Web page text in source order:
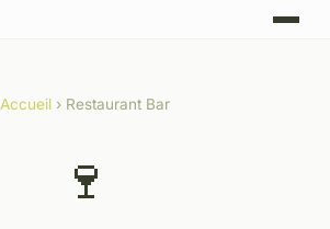
Accueil› Restaurant Bar
🍷